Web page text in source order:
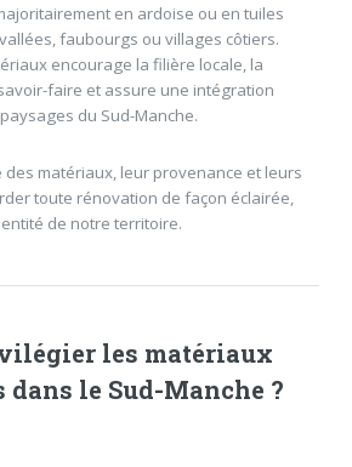
en ardoise ou en tuiles
faubourgs ou villages côtiers.
encourage la filière locale, la
faire et assure une intégration
du Sud-Manche.
matériaux, leur provenance et leurs
toute rénovation de façon éclairée,
de notre territoire.
les matériaux
le Sud-Manche ?